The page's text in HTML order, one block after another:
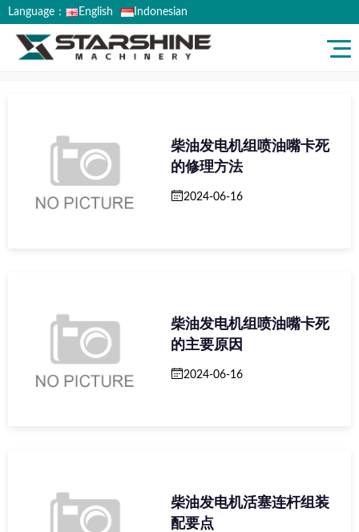
Language： English Indonesian
柴油发电机组喷油嘴卡死
的修理方法
2024-06-16
柴油发电机组喷油嘴卡死
的主要原因
2024-06-16
柴油发电机活塞连杆组装
配要点